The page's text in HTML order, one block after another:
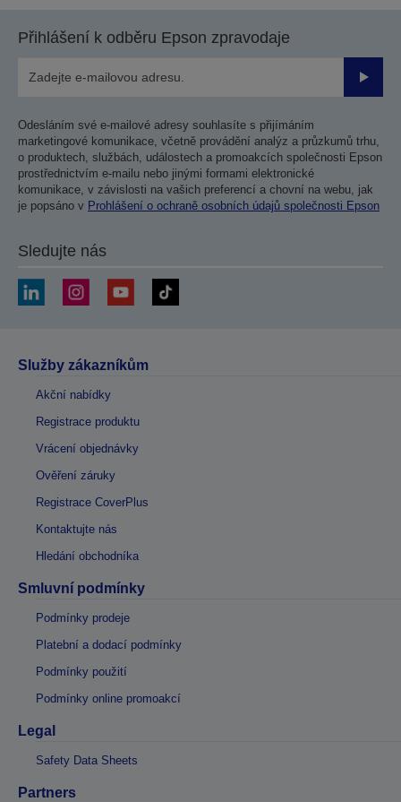
Přihlášení k odběru Epson zpravodaje
Odesláním své e-mailové adresy souhlasíte s přijímáním
marketingové komunikace, včetně provádění analýz a průzkumů trhu,
o produktech, službách, událostech a promoakcích společnosti Epson
prostřednictvím e-mailu nebo jinými formami elektronické
komunikace, v závislosti na vašich preferencí a chovní na webu, jak
je popsáno v Prohlášení o ochraně osobních údajů společnosti Epson
Sledujte nás
Služby zákazníkům
Akční nabídky
Registrace produktu
Vrácení objednávky
Ověření záruky
Registrace CoverPlus
Kontaktujte nás
Hledání obchodníka
Smluvní podmínky
Podmínky prodeje
Platební a dodací podmínky
Podmínky použití
Podmínky online promoakcí
Legal
Safety Data Sheets
Partners